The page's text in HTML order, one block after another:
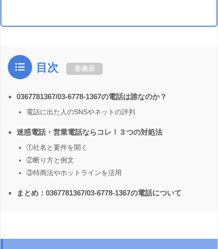
目次 非表示
0367781367/03-6778-1367の電話は誰なのか？
電話に出た人のSNSやネットの評判
迷惑電話・営業電話ならコレ！３つの対処法
①社名と要件を聞く
②断り方と例文
③特商法やホットラインを活用
まとめ：0367781367/03-6778-1367の電話について